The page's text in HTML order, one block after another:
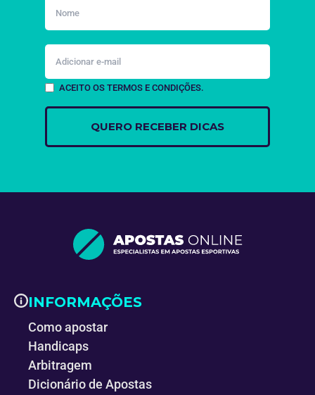
ACEITO OS TERMOS E CONDIÇÕES.
INFORMAÇÕES
Como apostar
Handicaps
Arbitragem
Dicionário de Apostas